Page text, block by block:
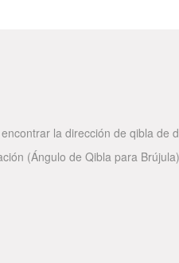
la dirección de qibla de
(Ángulo de Qibla para